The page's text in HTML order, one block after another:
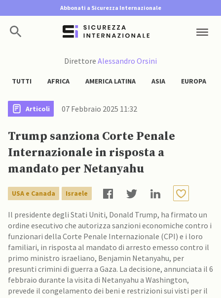
Abbonati a Sicurezza Internazionale
Direttore Alessandro Orsini
TUTTI AFRICA AMERICA LATINA ASIA EUROPA
Articoli 07 Febbraio 2025 11:32
Trump sanziona Corte Penale
Internazionale in risposta a
mandato per Netanyahu
USA e Canada Israele
Il presidente degli Stati Uniti, Donald Trump, ha firmato un
ordine esecutivo che autorizza sanzioni economiche contro i
funzionari della Corte Penale Internazionale (CPI) e i loro
familiari, in risposta al mandato di arresto emesso contro il
primo ministro israeliano, Benjamin Netanyahu, per
presunti crimini di guerra a Gaza. La decisione, annunciata il 6
febbraio durante la visita di Netanyahu a Washington,
prevede il congelamento dei beni e restrizioni sui visti per il